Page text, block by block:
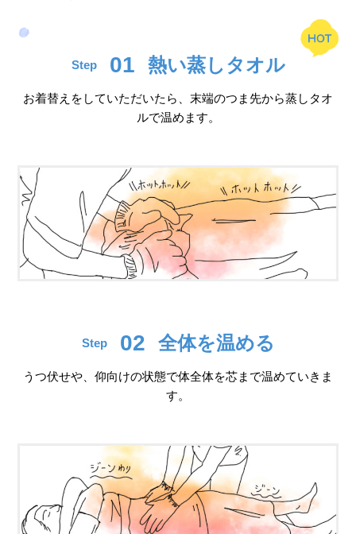
Step 01 熱い蒸しタオル
お着替えをしていただいたら、末端のつま先から蒸しタオ
ルで温めます。
Step 02 全体を温める
うつ伏せや、仰向けの状態で体全体を芯まで温めていきま
す。